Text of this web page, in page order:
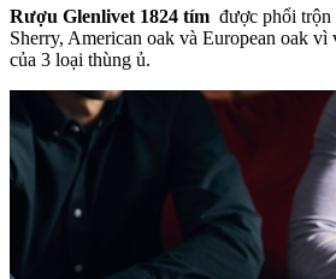
Rượu Glenlivet 1824 tím được phổi
Sherry, American oak và European oak
của 3 loại thùng ủ.